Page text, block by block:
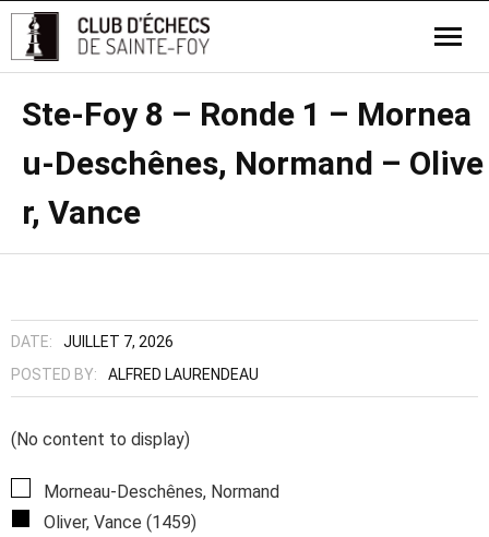
Ste-Foy 8 – Ronde 1 – Mornea
u-Deschênes, Normand – Olive
r, Vance
DATE:
JUILLET 7, 2026
POSTED BY:
ALFRED LAURENDEAU
(No content to display)
Morneau-Deschênes, Normand
Oliver, Vance (1459)